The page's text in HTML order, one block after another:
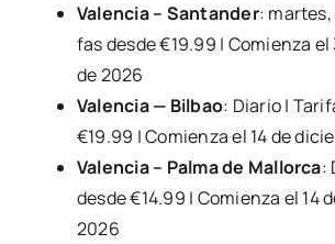
Valen­cia – San­tan­der:
fas des­de €19.99 | Comien­za
de 2026
Valen­cia — Bil­bao: Dia­rio |
€19.99 | Comien­za el 14 de
Valen­cia – Pal­ma de Mallor­ca:
des­de €14.99 | Comien­za el 14
2026